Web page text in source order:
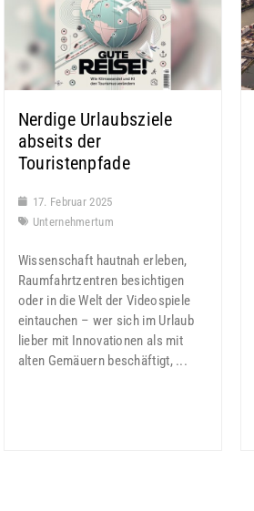
Nerdige Urlaubsziele
abseits der
Touristenpfade
17. Februar 2025
Unternehmertum
Wissenschaft hautnah erleben,
Raumfahrtzentren besichtigen
oder in die Welt der Videospiele
eintauchen – wer sich im Urlaub
lieber mit Innovationen als mit
alten Gemäuern beschäftigt, ...